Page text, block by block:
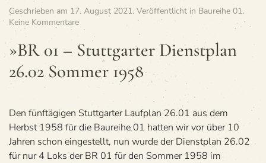
Geschrieben am 17. August 2021. Veröffentlicht in Baureihe 01.
Keine Kommentarezu
»BR
01
–
gar­
plan
26.02
Som­
mer 1958
»BR 01 – Stutt­gar­ter Dienst­plan
26.02 Som­mer 1958
Den fünftägigen Stuttgarter Laufplan 26.01 aus dem
Herbst 1958 für die Baureihe 01 hatten wir vor über 10
Jahren schon eingestellt, nun wurde der Dienstplan 26.02
für nur 4 Loks der BR 01 für den Sommer 1958 im